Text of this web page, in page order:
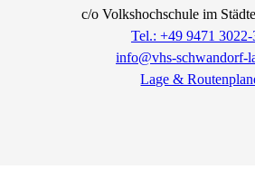
c/o Volkshochschule im
Tel.: +49 9471 3022-
info@vhs-schwandorf-
Lage &